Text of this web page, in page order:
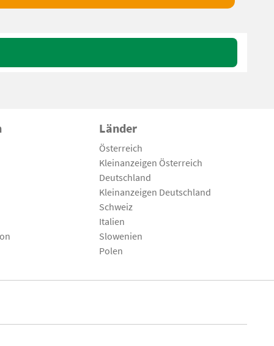
Länder
Österreich
Kleinanzeigen Österreich
Deutschland
Kleinanzeigen Deutschland
Schweiz
Italien
Slowenien
Polen